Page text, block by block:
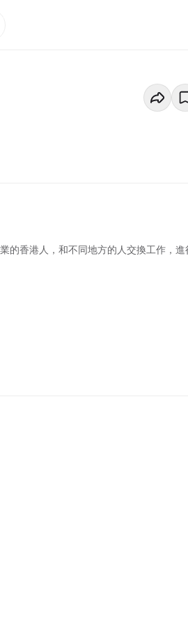
的香港人，和不同地方的人交換工作，進